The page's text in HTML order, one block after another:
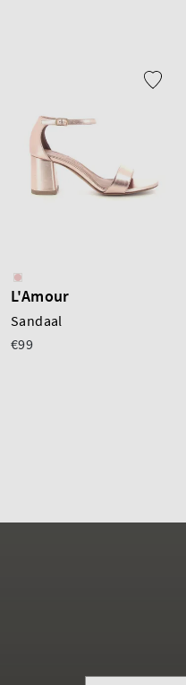
L'Amour
Sandaal
€99